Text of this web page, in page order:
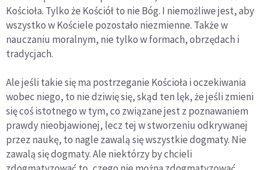
Kościoła. Tylko że Kościół to nie Bóg. I niemożliwe jest, aby
wszystko w Kościele pozostało niezmienne. Także w
nauczaniu moralnym, nie tylko w formach, obrzędach i
tradycjach.
Ale jeśli takie się ma postrzeganie Kościoła i oczekiwania
wobec niego, to nie dziwię się, skąd ten lęk, że jeśli zmieni
się coś istotnego w tym, co związane jest z poznawaniem
prawdy nieobjawionej, lecz tej w stworzeniu odkrywanej
przez naukę, to nagle zawalą się wszystkie dogmaty. Nie
zawalą się dogmaty. Ale niektórzy by chcieli